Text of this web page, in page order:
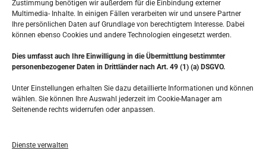
Zustimmung benötigen wir außerdem für die Einbindung externer
Multimedia- Inhalte. In einigen Fällen verarbeiten wir und unsere Partner
Ihre persönlichen Daten auf Grundlage von berechtigtem Interesse. Dabei
können ebenso Cookies und andere Technologien eingesetzt werden.
Dies umfasst auch Ihre Einwilligung in die Übermittlung bestimmter
personenbezogener Daten in Drittländer nach Art. 49 (1) (a) DSGVO.
Unter Einstellungen erhalten Sie dazu detaillierte Informationen und können
wählen. Sie können Ihre Auswahl jederzeit im Cookie-Manager am
Seitenende rechts widerrufen oder anpassen.
Dienste verwalten
allen Fragen oder Wünschen jederzeit kontaktieren
können. Auch nach der Fertigstellung des neuen
Steinteppichs sind wir gern für Sie da, falls Sie Fragen
Steinteppich Würzburg